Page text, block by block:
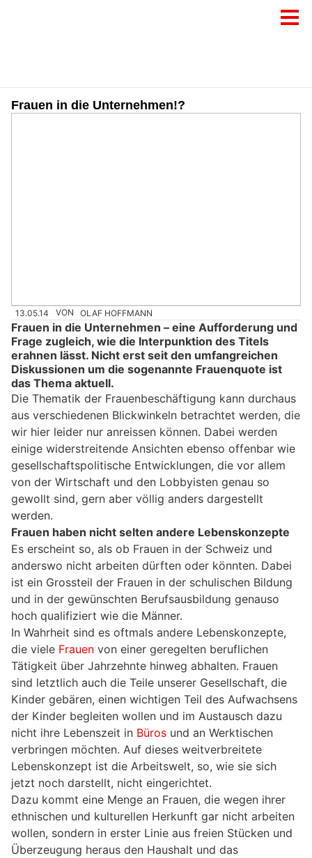
Frauen in die Unternehmen!?
13.05.14 VON OLAF HOFFMANN
Frauen in die Unternehmen – eine Aufforderung und
Frage zugleich, wie die Interpunktion des Titels
erahnen lässt. Nicht erst seit den umfangreichen
Diskussionen um die sogenannte Frauenquote ist
das Thema aktuell.
Die Thematik der Frauenbeschäftigung kann durchaus
aus verschiedenen Blickwinkeln betrachtet werden, die
wir hier leider nur anreissen können. Dabei werden
einige widerstreitende Ansichten ebenso offenbar wie
gesellschaftspolitische Entwicklungen, die vor allem
von der Wirtschaft und den Lobbyisten genau so
gewollt sind, gern aber völlig anders dargestellt
werden.
Frauen haben nicht selten andere Lebenskonzepte
Es erscheint so, als ob Frauen in der Schweiz und
anderswo nicht arbeiten dürften oder könnten. Dabei
ist ein Grossteil der Frauen in der schulischen Bildung
und in der gewünschten Berufsausbildung genauso
hoch qualifiziert wie die Männer.
In Wahrheit sind es oftmals andere Lebenskonzepte,
die viele Frauen von einer geregelten beruflichen
Tätigkeit über Jahrzehnte hinweg abhalten. Frauen
sind letztlich auch die Teile unserer Gesellschaft, die
Kinder gebären, einen wichtigen Teil des Aufwachsens
der Kinder begleiten wollen und im Austausch dazu
nicht ihre Lebenszeit in Büros und an Werktischen
verbringen möchten. Auf dieses weitverbreitete
Lebenskonzept ist die Arbeitswelt, so, wie sie sich
jetzt noch darstellt, nicht eingerichtet.
Dazu kommt eine Menge an Frauen, die wegen ihrer
ethnischen und kulturellen Herkunft gar nicht arbeiten
wollen, sondern in erster Linie aus freien Stücken und
Überzeugung heraus den Haushalt und das